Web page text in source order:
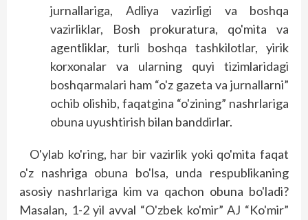
jurnallariga, Adliya vazirligi va boshqa
vazirliklar, Bosh prokuratura, qo'mita va
agentliklar, turli boshqa tashkilotlar, yirik
korxonalar va ularning quyi tizimlaridagi
boshqarmalari ham “o'z gazeta va jurnallarni”
ochib olishib, faqatgina “o'zining” nashrlariga
obuna uyushtirish bilan banddirlar.
O'ylab ko'ring, har bir vazirlik yoki qo'mita faqat
o'z nashriga obuna bo'lsa, unda respublikaning
asosiy nashrlariga kim va qachon obuna bo'ladi?
Masalan, 1-2 yil avval “O'zbek ko'mir” AJ “Ko'mir”